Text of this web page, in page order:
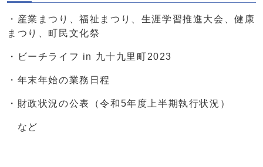
・産業まつり、福祉まつり、生涯学習推進大会、健康
まつり、町民文化祭
・ビーチライフ in 九十九里町2023
・年末年始の業務日程
・財政状況の公表（令和5年度上半期執行状況）
など